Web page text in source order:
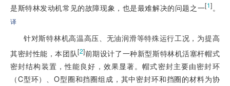
是斯特林发动机常见的故障现象，也是最难解决的问题之一[1]。
译
针对斯特林机高温高压、无油润滑等特殊运行工况，为提高
其密封性能，本团队[2]前期设计了一种新型斯特林机活塞杆帽式
密封结构装置，性能良好，效果显著。帽式密封主要由密封环
（C型环）、O型圈和挡圈组成，其中密封环和挡圈的材料为协